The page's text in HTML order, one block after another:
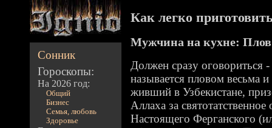
Сонник
Гороскопы:
На 2026 год:
Общий
Бизнес
Семья, любовь
Здоровье
Как легко
Мужчина на кухне: Плов
Должен сразу оговориться
называется пловом весьма
живший в Узбекистане,
Аллаха за
Настоящего Ферганского